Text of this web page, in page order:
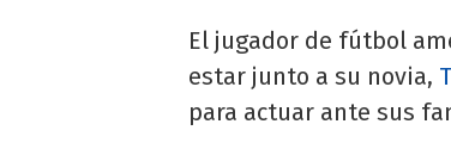
El jugador de fútbol
estar junto a su novia,
para actuar ante sus